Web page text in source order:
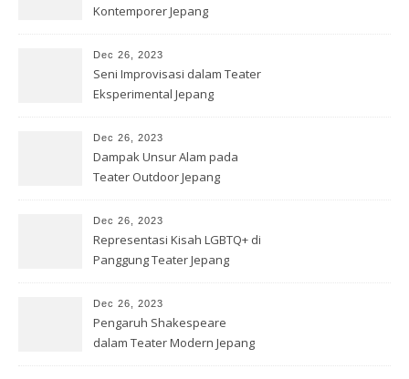
Kontemporer Jepang
Dec 26, 2023
Seni Improvisasi dalam Teater
Eksperimental Jepang
Dec 26, 2023
Dampak Unsur Alam pada
Teater Outdoor Jepang
Dec 26, 2023
Representasi Kisah LGBTQ+ di
Panggung Teater Jepang
Dec 26, 2023
Pengaruh Shakespeare
dalam Teater Modern Jepang